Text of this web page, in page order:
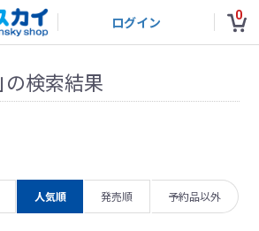
ログイン 0
」の検索結果
人気順 発売順 予約品以外